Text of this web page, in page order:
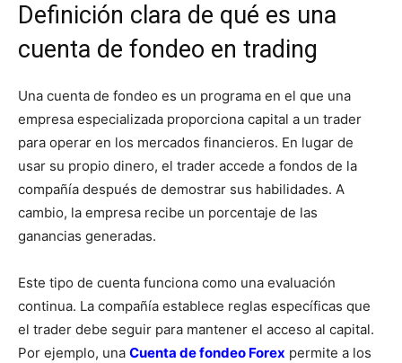
Definición clara de qué es una
cuenta de fondeo en trading
Una cuenta de fondeo es un programa en el que una
empresa especializada proporciona capital a un trader
para operar en los mercados financieros. En lugar de
usar su propio dinero, el trader accede a fondos de la
compañía después de demostrar sus habilidades. A
cambio, la empresa recibe un porcentaje de las
ganancias generadas.
Este tipo de cuenta funciona como una evaluación
continua. La compañía establece reglas específicas que
el trader debe seguir para mantener el acceso al capital.
Por ejemplo, una Cuenta de fondeo Forex permite a los